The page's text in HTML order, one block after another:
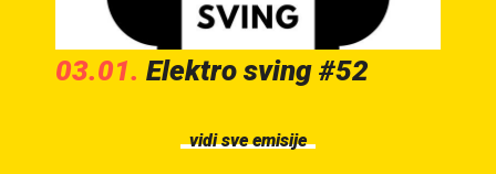
03.01. Elektro sving #52
vidi sve emisije